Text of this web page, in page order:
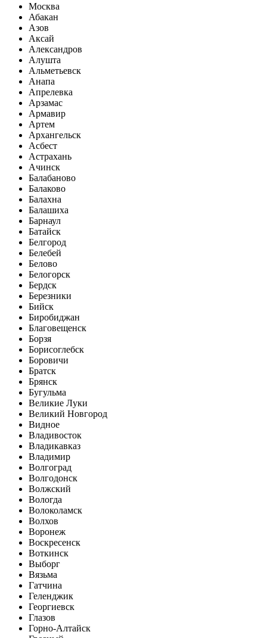
Москва
Абакан
Азов
Аксай
Александров
Алушта
Альметьевск
Анапа
Апрелевка
Арзамас
Армавир
Артем
Архангельск
Асбест
Астрахань
Ачинск
Балабаново
Балаково
Балахна
Балашиха
Барнаул
Батайск
Белгород
Белебей
Белово
Белогорск
Бердск
Березники
Бийск
Биробиджан
Благовещенск
Борзя
Борисоглебск
Боровичи
Братск
Брянск
Бугульма
Великие Луки
Великий Новгород
Видное
Владивосток
Владикавказ
Владимир
Волгоград
Волгодонск
Волжский
Вологда
Волоколамск
Волхов
Воронеж
Воскресенск
Воткинск
Выборг
Вязьма
Гатчина
Геленджик
Георгиевск
Глазов
Горно-Алтайск